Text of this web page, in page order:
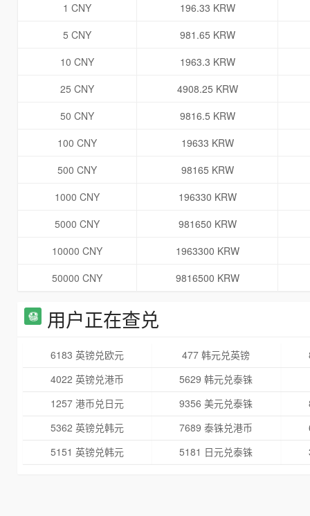
1 CNY
196.33 KRW
5 CNY
981.65 KRW
10 CNY
1963.3 KRW
25 CNY
4908.25 KRW
50 CNY
9816.5 KRW
100 CNY
19633 KRW
500 CNY
98165 KRW
1000 CNY
196330 KRW
5000 CNY
981650 KRW
10000 CNY
1963300 KRW
50000 CNY
9816500 KRW
用户正在查兑
6183 英镑兑欧元 477 韩元兑英镑
4022 英镑兑港币
5629 韩元兑泰铢
1257 港币兑日元
9356 美元兑泰铢
5362 英镑兑韩元
7689 泰铢兑港币
5151 英镑兑韩元
5181 日元兑泰铢